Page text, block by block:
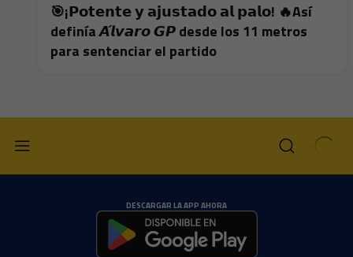
🎯¡𝗣𝗼𝘁𝗲𝗻𝘁𝗲 𝘆 𝗮𝗷𝘂𝘀𝘁𝗮𝗱𝗼 𝗮𝗹 𝗽𝗮𝗹𝗼! 🔥Así
definía 𝘼́𝙡𝙫𝙖𝙧𝙤 𝙂𝙋 desde los 11 metros
para sentenciar el partido
DESCARGAR LA APP AHORA